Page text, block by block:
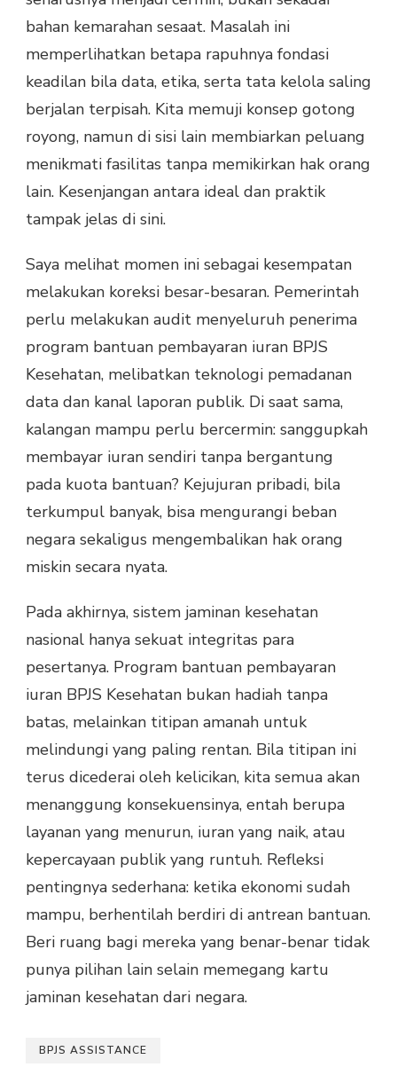
bahan kemarahan sesaat. Masalah ini
memperlihatkan betapa rapuhnya fondasi
keadilan bila data, etika, serta tata kelola saling
berjalan terpisah. Kita memuji konsep gotong
royong, namun di sisi lain membiarkan peluang
menikmati fasilitas tanpa memikirkan hak orang
lain. Kesenjangan antara ideal dan praktik
tampak jelas di sini.
Saya melihat momen ini sebagai kesempatan
melakukan koreksi besar-besaran. Pemerintah
perlu melakukan audit menyeluruh penerima
program bantuan pembayaran iuran BPJS
Kesehatan, melibatkan teknologi pemadanan
data dan kanal laporan publik. Di saat sama,
kalangan mampu perlu bercermin: sanggupkah
membayar iuran sendiri tanpa bergantung
pada kuota bantuan? Kejujuran pribadi, bila
terkumpul banyak, bisa mengurangi beban
negara sekaligus mengembalikan hak orang
miskin secara nyata.
Pada akhirnya, sistem jaminan kesehatan
nasional hanya sekuat integritas para
pesertanya. Program bantuan pembayaran
iuran BPJS Kesehatan bukan hadiah tanpa
batas, melainkan titipan amanah untuk
melindungi yang paling rentan. Bila titipan ini
terus dicederai oleh kelicikan, kita semua akan
menanggung konsekuensinya, entah berupa
layanan yang menurun, iuran yang naik, atau
kepercayaan publik yang runtuh. Refleksi
pentingnya sederhana: ketika ekonomi sudah
mampu, berhentilah berdiri di antrean bantuan.
Beri ruang bagi mereka yang benar-benar tidak
punya pilihan lain selain memegang kartu
jaminan kesehatan dari negara.
BPJS ASSISTANCE